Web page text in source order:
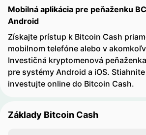
Mobilná aplikácia pre peňaženku
Android
Získajte prístup k Bitcoin Cash
mobilnom telefóne alebo v
Investičná kryptomenová
pre systémy Android a iOS.
investujte online do Bitcoin Cash.
Základy Bitcoin Cash